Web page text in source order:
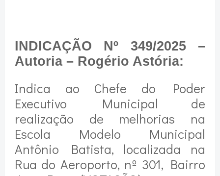
INDICAÇÃO Nº 349/2025 –
Autoria – Rogério Astória:
Indica ao Chefe do Poder
Executivo Municipal de
realização de melhorias na
Escola Modelo Municipal
Antônio Batista, localizada na
Rua do Aeroporto, nº 301, Bairro